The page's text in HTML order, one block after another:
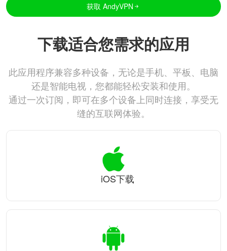
获取 AndyVPN
下载适合您需求的应用
此应用程序兼容多种设备，无论是手机、平板、电脑
还是智能电视，您都能轻松安装和使用。
通过一次订阅，即可在多个设备上同时连接，享受无
缝的互联网体验。
iOS下载